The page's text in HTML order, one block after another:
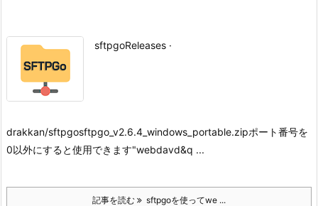
sftpgoReleases ·
drakkan/sftpgosftpgo_v2.6.4_windows_portable.zipポート番号を
0以外にすると使用できます"webdavd&q ...
記事を読む sftpgoを使ってwe ...